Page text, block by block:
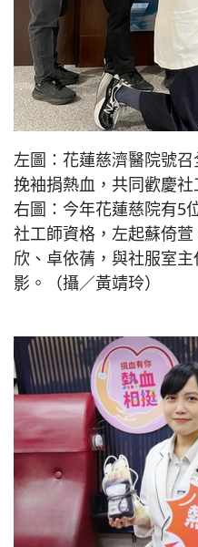
左圖：花蓮慈濟醫院號
挽袖捐熱血，共同歡慶社
右圖：今年花蓮慈院有5
社工師資格，左起蘇倚
欣、卓依蒨，與社服室
影。（攝／黃靖玲）